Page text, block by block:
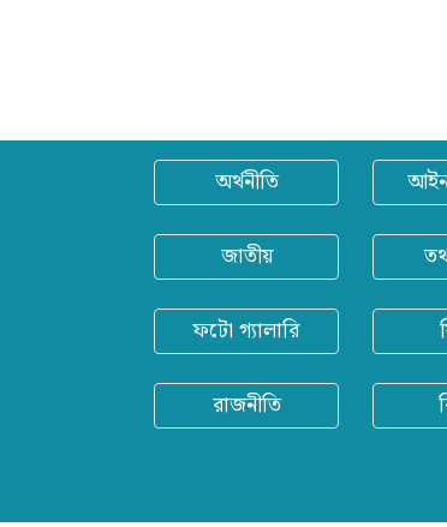
অর্থনীতি
জাতীয়
ফটো গ্যালারি
রাজনীতি